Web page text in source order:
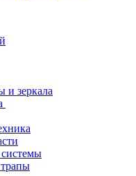
и зеркала